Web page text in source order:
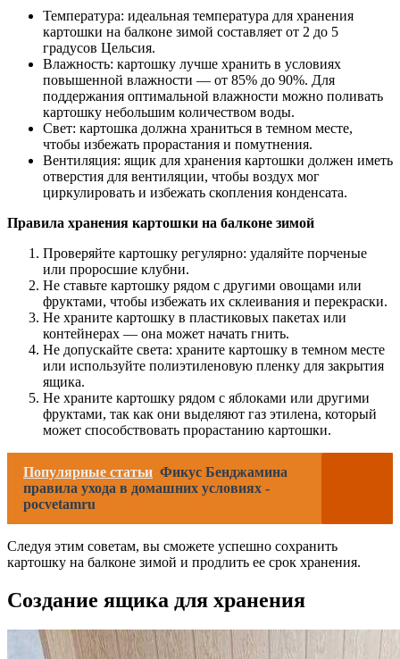
Температура: идеальная температура для хранения
картошки на балконе зимой составляет от 2 до 5
градусов Цельсия.
Влажность: картошку лучше хранить в условиях
повышенной влажности — от 85% до 90%. Для
поддержания оптимальной влажности можно поливать
картошку небольшим количеством воды.
Свет: картошка должна храниться в темном месте,
чтобы избежать прорастания и помутнения.
Вентиляция: ящик для хранения картошки должен иметь
отверстия для вентиляции, чтобы воздух мог
циркулировать и избежать скопления конденсата.
Правила хранения картошки на балконе зимой
Проверяйте картошку регулярно: удаляйте порченые
или проросшие клубни.
Не ставьте картошку рядом с другими овощами или
фруктами, чтобы избежать их склеивания и перекраски.
Не храните картошку в пластиковых пакетах или
контейнерах — она может начать гнить.
Не допускайте света: храните картошку в темном месте
или используйте полиэтиленовую пленку для закрытия
ящика.
Не храните картошку рядом с яблоками или другими
фруктами, так как они выделяют газ этилена, который
может способствовать прорастанию картошки.
Популярные статьи Фикус Бенджамина
правила ухода в домашних условиях -
pocvetamru
Следуя этим советам, вы сможете успешно сохранить
картошку на балконе зимой и продлить ее срок хранения.
Создание ящика для хранения